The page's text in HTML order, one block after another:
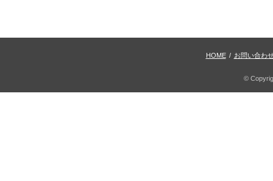
HOME / お問い合わ
©